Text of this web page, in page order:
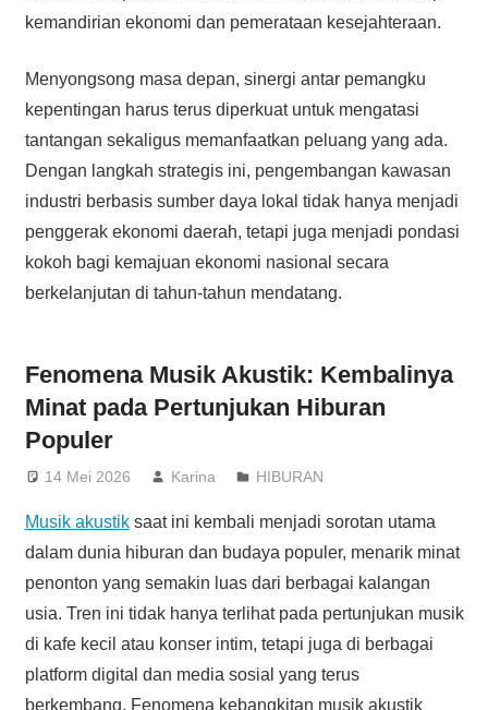
kemandirian ekonomi dan pemerataan kesejahteraan.
Menyongsong masa depan, sinergi antar pemangku
kepentingan harus terus diperkuat untuk mengatasi
tantangan sekaligus memanfaatkan peluang yang ada.
Dengan langkah strategis ini, pengembangan kawasan
industri berbasis sumber daya lokal tidak hanya menjadi
penggerak ekonomi daerah, tetapi juga menjadi pondasi
kokoh bagi kemajuan ekonomi nasional secara
berkelanjutan di tahun-tahun mendatang.
Fenomena Musik Akustik: Kembalinya
Minat pada Pertunjukan Hiburan
Populer
14 Mei 2026 Karina HIBURAN
Musik akustiksaat ini kembali menjadi sorotan utama
dalam dunia hiburan dan budaya populer, menarik minat
penonton yang semakin luas dari berbagai kalangan
usia. Tren ini tidak hanya terlihat pada pertunjukan musik
di kafe kecil atau konser intim, tetapi juga di berbagai
platform digital dan media sosial yang terus
berkembang. Fenomena kebangkitan musik akustik